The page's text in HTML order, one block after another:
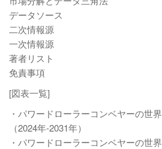
データソース
二次情報源
一次情報源
著者リスト
免責事項
[図表一覧]
・パワードローラーコンベヤーの世
（2024年-2031年）
・パワードローラーコンベヤーの世